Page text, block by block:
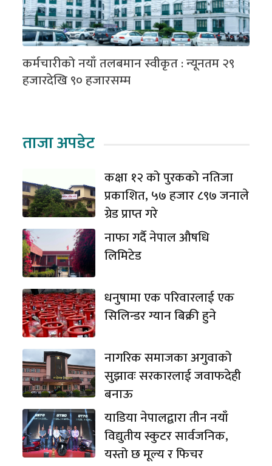
कर्मचारीको नयाँ तलबमान स्वीकृत : न्यूनतम २९
हजारदेखि ९० हजारसम्म
ताजा अपडेट
कक्षा १२ को पुरकको नतिजा
प्रकाशित, ५७ हजार ८९७ जनाले
ग्रेड प्राप्त गरे
नाफा गर्दै नेपाल औषधि
लिमिटेड
धनुषामा एक परिवारलाई एक
सिलिन्डर ग्यान बिक्री हुने
नागरिक समाजका अगुवाको
सुझावः सरकारलाई जवाफदेही
बनाऊ
याडिया नेपालद्वारा तीन नयाँ
विद्युतीय स्कुटर सार्वजनिक,
यस्तो छ मूल्य र फिचर